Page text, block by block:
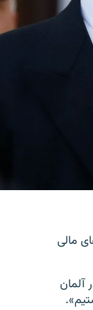
مالی
آلمان